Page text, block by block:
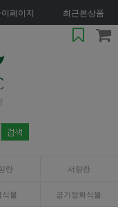
페이지 최근본상품
란 서양란
식물 공기정화식물